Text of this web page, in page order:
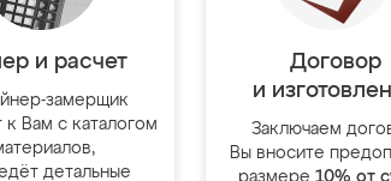
и расчет
замерщик
к Вам с каталогом
детальные
Договор
и
Заключаем
Вы вносите
размере 10% от